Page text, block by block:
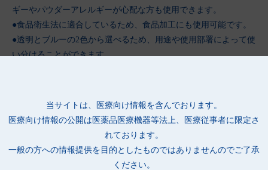
当サイトは、医療向け情報を含んでおります。
医療向け情報の公開は 医薬品医療機器等法上、医療従事者に限定さ
れております。
一般の方への情報提供を目的としたものではありませんのでご了承
ください。
ギーやパウダーアレルギーが心配な方も使用できます。
●食品衛生法に適合しているため、食品加工にも使用可能です。
●透明とブルーの2色から選べるため、用途や使用部署によって使
い分けることができます。
●S・M・Lの3サイズ展開のため、適切なサイズを選択できます。
●パッケージ底面のミシン目を内側に押し込むと、残り少なくな